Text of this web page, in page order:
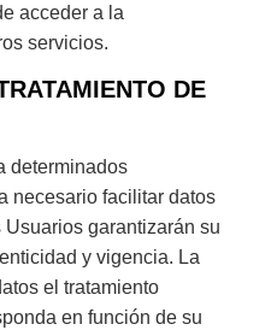
acceder a la
servicios.
DE
determinados
necesario facilitar datos
garantizarán su
y vigencia. La
el tratamiento
en función de su